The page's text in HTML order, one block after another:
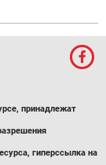
принадлежат
гиперссылка на